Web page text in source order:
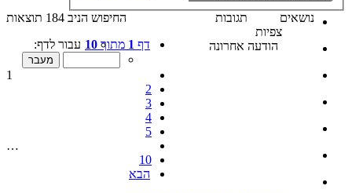
החיפוש הניב 184 תוצאות
דף 1 מתוך 10 עבור לדף:
1
2
3
4
5
…
10
הבא
נושאים
תגובות
צפיות
הודעה אחרונה